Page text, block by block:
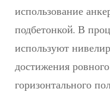
использование
подбетонкой. В
используют
достижения
горизонтального